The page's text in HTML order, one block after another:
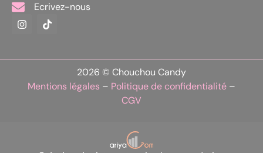
Ecrivez-nous
2026 © Chouchou Candy
Mentions légales – Politique de confidentialité –
CGV